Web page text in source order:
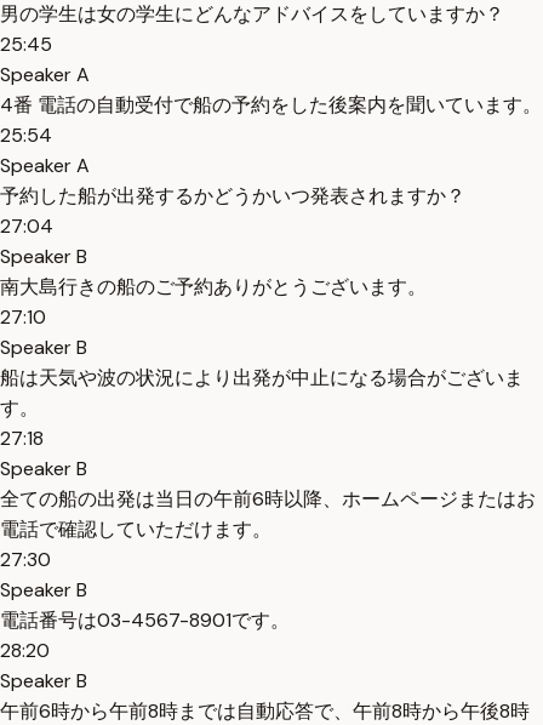
男の学生は女の学生にどんなアドバイスをしていますか？
25:45
Speaker A
4番 電話の自動受付で船の予約をした後案内を聞いています。
25:54
Speaker A
予約した船が出発するかどうかいつ発表されますか？
27:04
Speaker B
南大島行きの船のご予約ありがとうございます。
27:10
Speaker B
船は天気や波の状況により出発が中止になる場合がございま
す。
27:18
Speaker B
全ての船の出発は当日の午前6時以降、ホームページまたはお
電話で確認していただけます。
27:30
Speaker B
電話番号は03-4567-8901です。
28:20
Speaker B
午前6時から午前8時までは自動応答で、午前8時から午後8時